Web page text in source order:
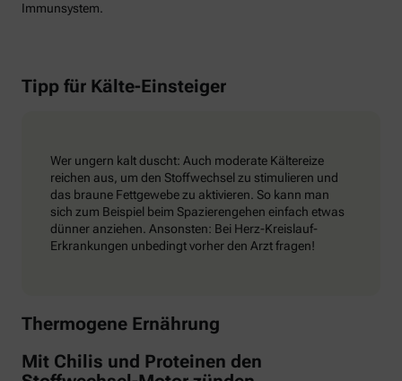
Immunsystem.
Tipp für Kälte-Einsteiger
Wer ungern kalt duscht: Auch moderate Kältereize
reichen aus, um den Stoffwechsel zu stimulieren und
das braune Fettgewebe zu aktivieren. So kann man
sich zum Beispiel beim Spazierengehen einfach etwas
dünner anziehen. Ansonsten: Bei Herz-Kreislauf-
Erkrankungen unbedingt vorher den Arzt fragen!
Thermogene Ernährung
Mit Chilis und Proteinen den